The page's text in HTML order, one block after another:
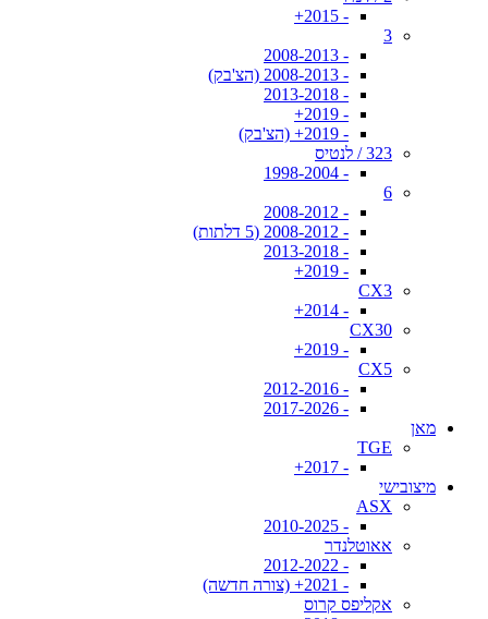
- 2015+
3
- 2008-2013
- 2008-2013 (הצ'בק)
- 2013-2018
- 2019+
- 2019+ (הצ'בק)
323 / לנטיס
- 1998-2004
6
- 2008-2012
- 2008-2012 (5 דלתות)
- 2013-2018
- 2019+
CX3
- 2014+
CX30
- 2019+
CX5
- 2012-2016
- 2017-2026
מאן
TGE
- 2017+
מיצובישי
ASX
- 2010-2025
אאוטלנדר
- 2012-2022
- 2021+ (צורה חדשה)
אקליפס קרוס